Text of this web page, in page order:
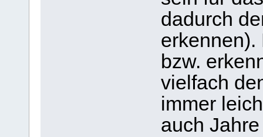
dadurch
erkennen).
bzw.
vielfach
immer
auch